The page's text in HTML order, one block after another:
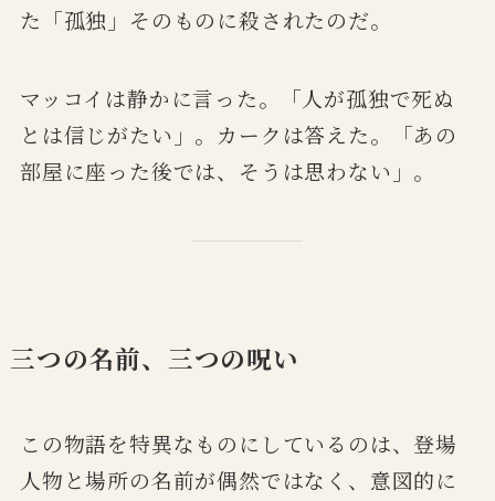
た「孤独」そのものに殺されたのだ。
マッコイは静かに言った。「人が孤独で死ぬ
とは信じがたい」。カークは答えた。「あの
部屋に座った後では、そうは思わない」。
三つの名前、三つの呪い
この物語を特異なものにしているのは、登場
人物と場所の名前が偶然ではなく、意図的に